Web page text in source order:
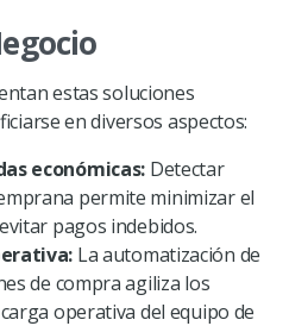
estas soluciones
en diversos aspectos:
económicas: Detectar
permite minimizar el
pagos indebidos.
La automatización de
de compra agiliza los
operativa del equipo de